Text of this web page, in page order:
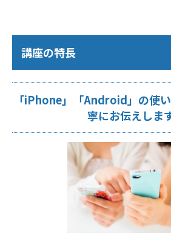
講座の特長
「iPhone」「Android」の使
寧にお伝えします